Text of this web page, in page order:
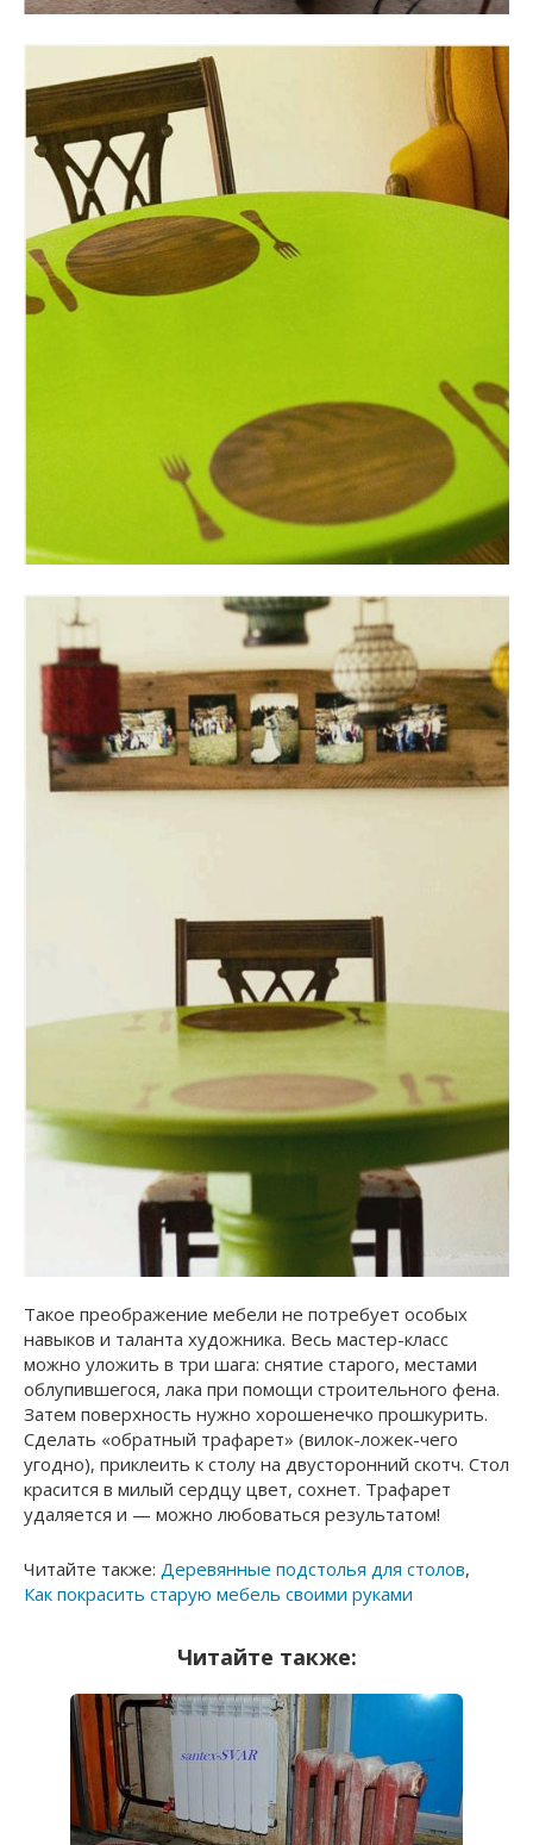
Такое преображение мебели не потребует особых
навыков и таланта художника. Весь мастер-класс
можно уложить в три шага: снятие старого, местами
облупившегося, лака при помощи строительного фена.
Затем поверхность нужно хорошенечко прошкурить.
Сделать «обратный трафарет» (вилок-ложек-чего
угодно), приклеить к столу на двусторонний скотч. Стол
красится в милый сердцу цвет, сохнет. Трафарет
удаляется и — можно любоваться результатом!
Читайте также: Деревянные подстолья для столов,
Как покрасить старую мебель своими руками
Читайте также: